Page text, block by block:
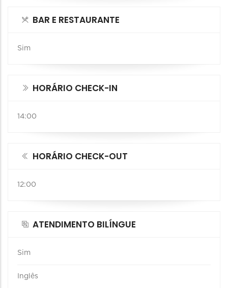
BAR E RESTAURANTE
Sim
HORÁRIO CHECK-IN
14:00
HORÁRIO CHECK-OUT
12:00
ATENDIMENTO BILÍNGUE
Sim
Inglês